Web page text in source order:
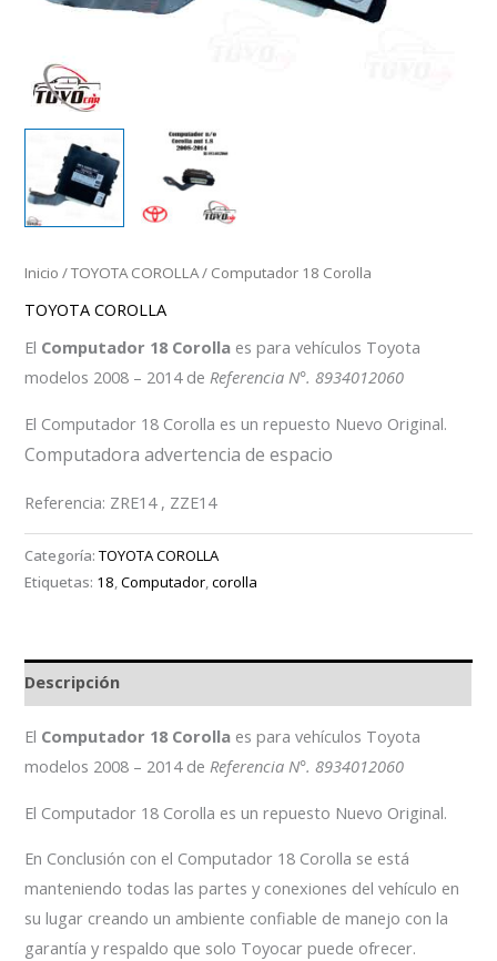
Inicio /TOYOTA COROLLA/ Computador 18 Corolla
TOYOTA COROLLA
El Computador 18 Corolla es para vehículos Toyota
modelos 2008 – 2014 deReferencia N°. 8934012060
El Computador 18 Corolla es un repuesto Nuevo Original.
Computadora advertencia de espacio
Referencia: ZRE14 , ZZE14
Categoría:TOYOTA COROLLA
Etiquetas: 18,Computador,corolla
Descripción
El Computador 18 Corolla es para vehículos Toyota
modelos 2008 – 2014 deReferencia N°. 8934012060
El Computador 18 Corolla es un repuesto Nuevo Original.
En Conclusión con el Computador 18 Corolla se está
manteniendo todas las partes y conexiones del vehículo en
su lugar creando un ambiente confiable de manejo con la
garantía y respaldo que solo Toyocar puede ofrecer.